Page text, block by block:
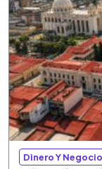
Dinero Y